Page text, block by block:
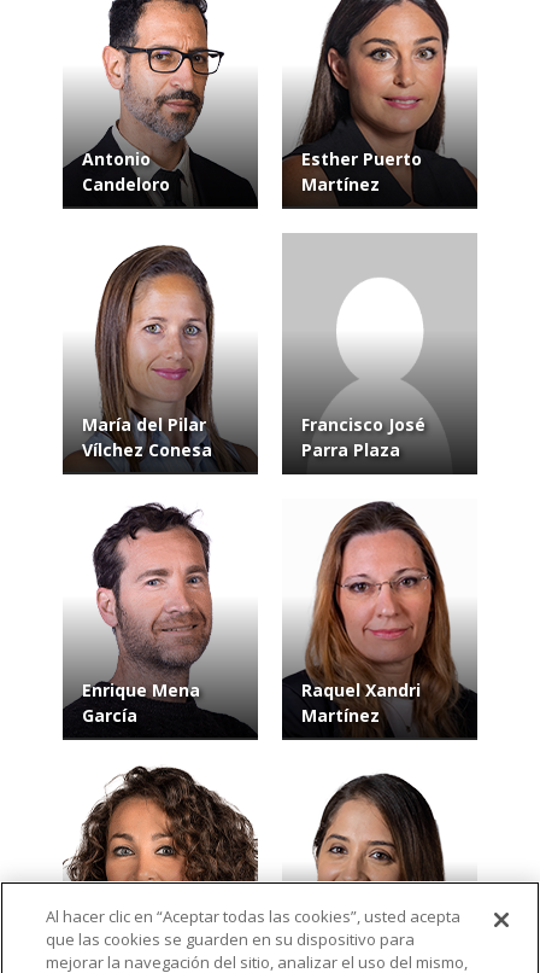
Antonio
Candeloro
Esther Puerto
Martínez
María del Pilar
Vílchez Conesa
Francisco José
Parra Plaza
Enrique Mena
García
Raquel Xandri
Martínez
Elena Cuevas
Ester Carrión
Al hacer clic en “Aceptar todas las cookies”, usted acepta
que las cookies se guarden en su dispositivo para
mejorar la navegación del sitio, analizar el uso del mismo,